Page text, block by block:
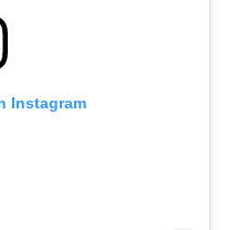
Instagram